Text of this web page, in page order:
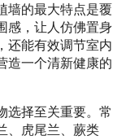
墙的最大特点是覆
感，让人仿佛置身
还能有效调节室内
造一个清新健康的
选择至关重要。常
、虎尾兰、蕨类